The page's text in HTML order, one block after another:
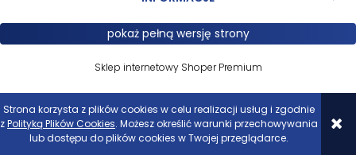
Strona korzysta z plików cookies w celu realizacji usług i zgodnie
zPolityką Plików Cookies. Możesz określić warunki przechowywania
lub dostępu do plików cookies w Twojej przeglądarce.
pokaż pełną wersję strony
Sklep internetowy Shoper Premium